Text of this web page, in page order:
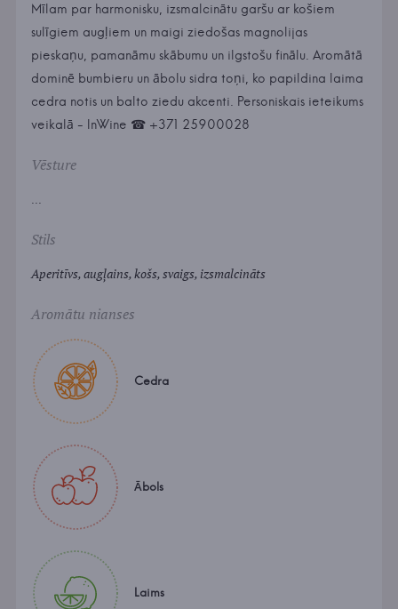
Mīlam par harmonisku, izsmalcinātu garšu ar košiem
sulīgiem augļiem un maigi ziedošas magnolijas
pieskaņu, pamanāmu skābumu un ilgstošu finālu. Aromātā
dominē bumbieru un ābolu sidra toņi, ko papildina laima
cedra notis un balto ziedu akcenti. Personiskais ieteikums
veikalā - InWine ☎ +371 25900028
Vēsture
...
Stils
Aperitīvs, augļains, košs, svaigs, izsmalcināts
Aromātu nianses
Cedra
Ābols
Laims